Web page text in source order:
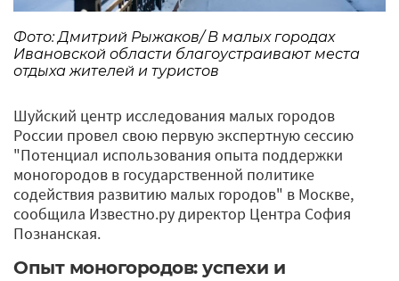
Фото: Дмитрий Рыжаков/ В малых городах
Ивановской области благоустраивают места
отдыха жителей и туристов
Шуйский центр исследования малых городов
России провел свою первую экспертную сессию
"Потенциал использования опыта поддержки
моногородов в государственной политике
содействия развитию малых городов" в Москве,
сообщила Известно.ру директор Центра София
Познанская.
Опыт моногородов: успехи и